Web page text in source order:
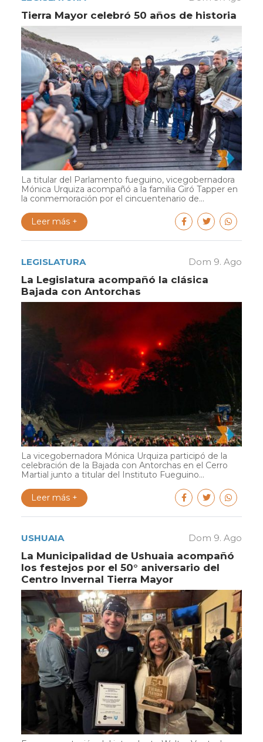
Tierra Mayor celebró 50 años de historia
La titular del Parlamento fueguino, vicegobernadora
Mónica Urquiza acompañó a la familia Giró Tapper en
la conmemoración por el cincuentenario de...
Leer más +
LEGISLATURA Dom 9. Ago
La Legislatura acompañó la clásica
Bajada con Antorchas
La vicegobernadora Mónica Urquiza participó de la
celebración de la Bajada con Antorchas en el Cerro
Martial junto a titular del Instituto Fueguino...
Leer más +
USHUAIA Dom 9. Ago
La Municipalidad de Ushuaia acompañó
los festejos por el 50° aniversario del
Centro Invernal Tierra Mayor